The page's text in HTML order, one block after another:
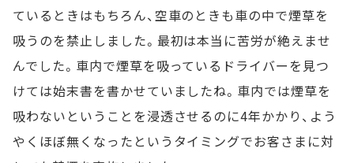
ているときはもちろん、空車のときも車の中で煙草を
吸うのを禁止しました。最初は本当に苦労が絶えませ
んでした。車内で煙草を吸っているドライバーを見つ
けては始末書を書かせていましたね。車内では煙草を
吸わないということを浸透させるのに4年かかり、よう
やくほぼ無くなったというタイミングでお客さまに対